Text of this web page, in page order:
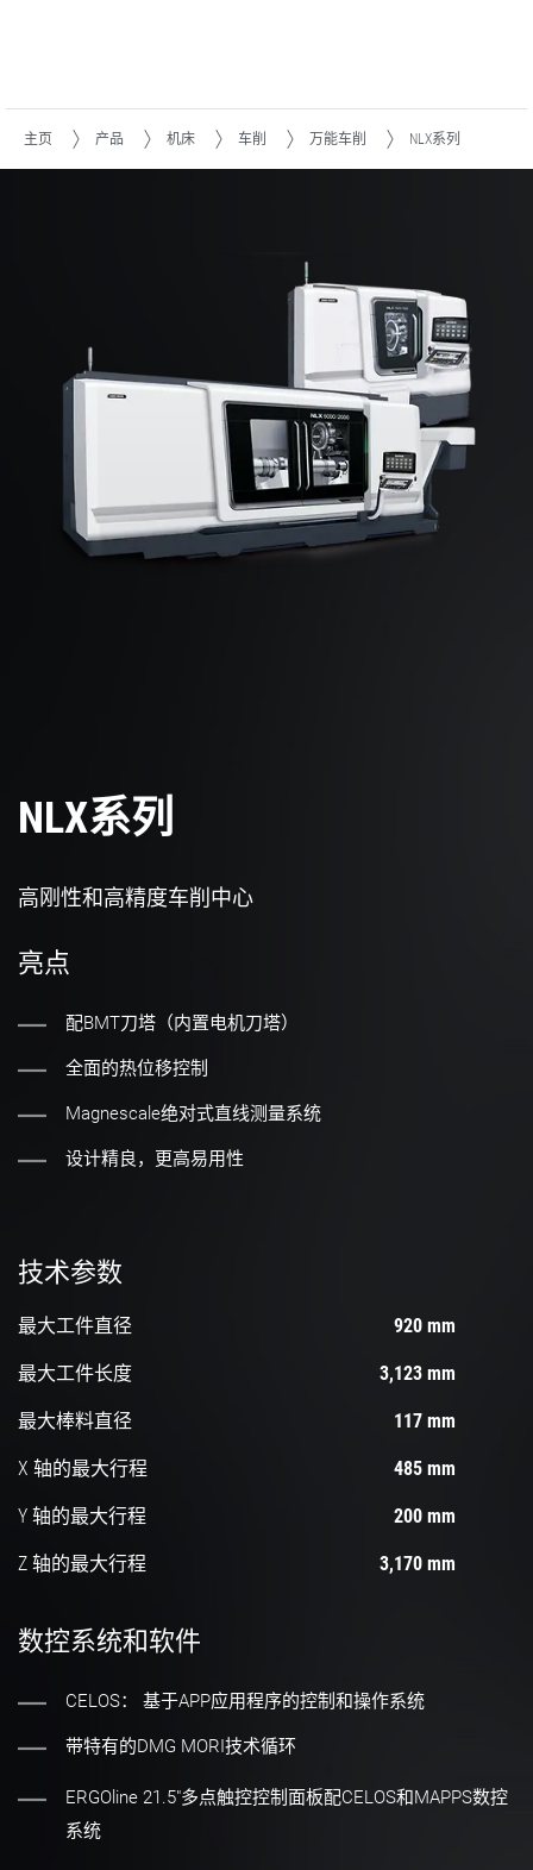
主页 产品 机床 车削 万能车削 NLX系列
NLX系列
高刚性和高精度车削中心
亮点
配BMT刀塔（内置电机刀塔）
全面的热位移控制
Magnescale绝对式直线测量系统
设计精良，更高易用性
技术参数
最大工件直径 920 mm
最大工件长度 3,123 mm
最大棒料直径 117 mm
X 轴的最大行程 485 mm
Y 轴的最大行程 200 mm
Z 轴的最大行程 3,170 mm
数控系统和软件
CELOS： 基于APP应用程序的控制和操作系统
带特有的DMG MORI技术循环
ERGOline 21.5"多点触控控制面板配CELOS和MAPPS数控
系统